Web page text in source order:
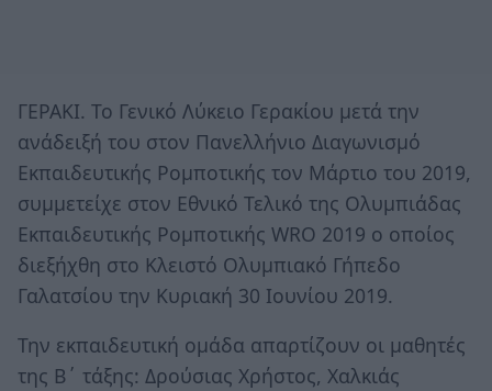
ΓΕΡΑΚΙ. Το Γενικό Λύκειο Γερακίου μετά την
ανάδειξή του στον Πανελλήνιο Διαγωνισμό
Εκπαιδευτικής Ρομποτικής τον Μάρτιο του 2019,
συμμετείχε στον Εθνικό Τελικό της Ολυμπιάδας
Εκπαιδευτικής Ρομποτικής WRO 2019 ο οποίος
διεξήχθη στο Κλειστό Ολυμπιακό Γήπεδο
Γαλατσίου την Κυριακή 30 Ιουνίου 2019.
Την εκπαιδευτική ομάδα απαρτίζουν οι μαθητές
της Β΄ τάξης: Δρούσιας Χρήστος, Χαλκιάς